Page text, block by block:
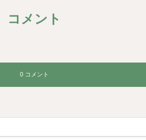
コメント
0 コメント